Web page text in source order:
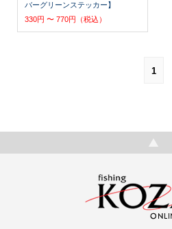
バーグリーンステッカー】
330円 〜 770円（税込）
1